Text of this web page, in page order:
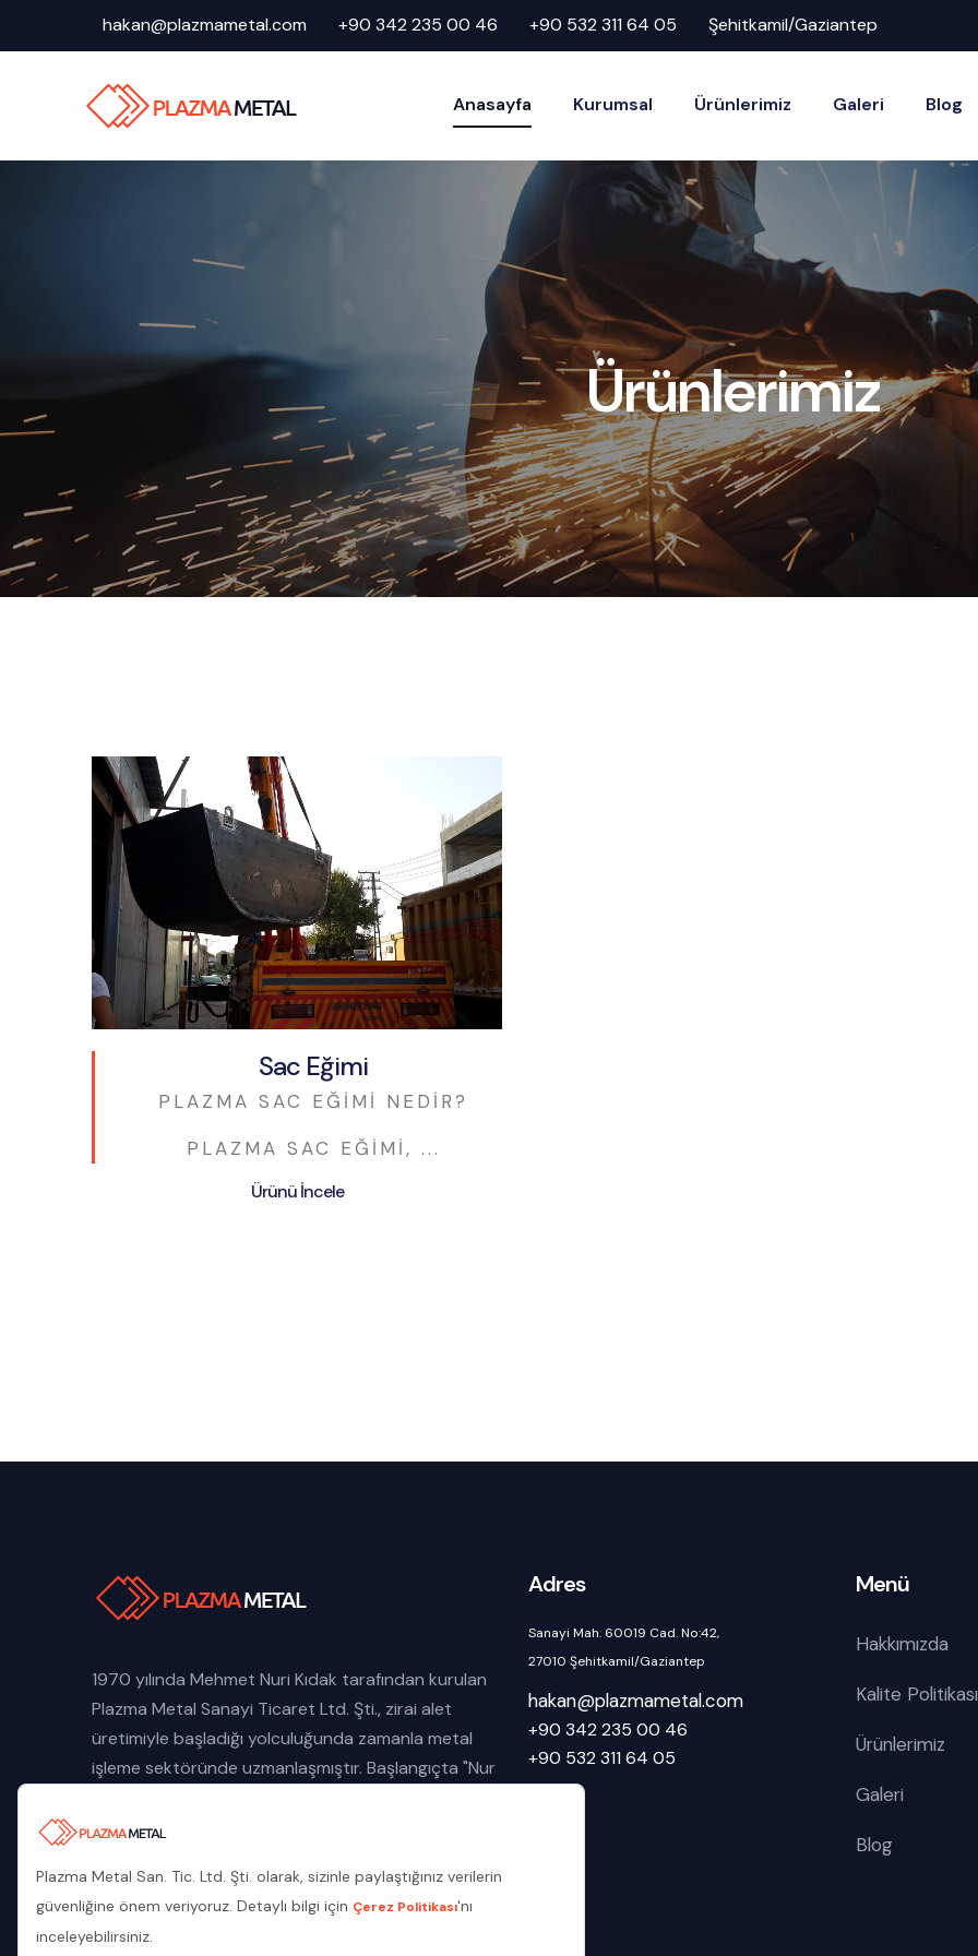
hakan@plazmametal.com +90 342 235 00 46 +90 532 311 64 05 Şehitkamil/Gaziantep
Anasayfa Kurumsal Ürünlerimiz Galeri Blog
Ürünlerimiz
Sac Eğimi
PLAZMA SAC EĞIMI NEDIR?
PLAZMA SAC EĞIMI, ...
Ürünü İncele
1970 yılında Mehmet Nuri Kıdak tarafından kurulan
Plazma Metal Sanayi Ticaret Ltd. Şti., zirai alet
üretimiyle başladığı yolculuğunda zamanla metal
işleme sektöründe uzmanlaşmıştır. Başlangıçta "Nur
firmamız, makine parkurundaki yenilikçi teknolojileri
konstrüksiyon, depo, silo tank gövdeleri, tünel iksa
ve bulon üretiminde uzmanlaşmıştır.
Adres
Sanayi Mah. 60019 Cad. No:42,
27010 Şehitkamil/Gaziantep
hakan@plazmametal.com
+90 342 235 00 46
+90 532 311 64 05
Menü
Hakkımızda
Kalite Politikası
Ürünlerimiz
Galeri
Blog
Plazma Metal San. Tic. Ltd. Şti. olarak, sizinle paylaştığınız verilerin
güvenliğine önem veriyoruz. Detaylı bilgi için Çerez Politikası'nı
inceleyebilirsiniz.